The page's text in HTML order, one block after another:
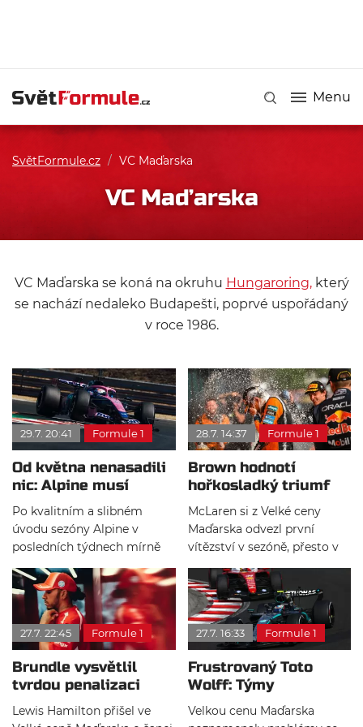
Menu
SvětFormule.cz / VC Maďarska
VC Maďarska
VC Maďarska se koná na okruhu Hungaroring,který
se nachází nedaleko Budapešti, poprvé uspořádaný
v roce 1986.
29.7. 20:41 Formule 1
Od května nenasadili
nic: Alpine musí
přidat, jinak prohraje
válku
Po kvalitním a slibném
úvodu sezóny Alpine v
posledních týdnech mírně
ztratil dech a pozici lídra
zbytku světa převzali Racing
Bulls. Arvid Lindblad a Liam
Lawson vytáhli juniorku Red
Bullu na páté místo v
Poháru konstruktérů.
28.7. 14:37 Formule 1
Brown hodnotí
hořkosladký triumf
McLarenu v
Maďarsku
McLaren si z Velké ceny
Maďarska odvezl první
vítězství v sezóně, přesto v
týmu zavládly smíšené
pocity. Lando Norris
triumfoval, zatímco Oscar
Piastri musel kvůli
problémům s převodovkou
odstoupit. Zak Brown navíc
v Budapešti chyběl kvůli
závodním povinnostem v
Silverstonu.
27.7. 22:45 Formule 1
Brundle vysvětlil
tvrdou penalizaci
Hamiltona
Lewis Hamilton přišel ve
27.7. 16:33 Formule 1
Frustrovaný Toto
Wolff: Týmy
ignorovaly modré
vlajky
Velkou cenu Maďarska